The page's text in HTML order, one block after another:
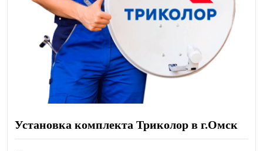
Установка комплекта Триколор в г.Омск